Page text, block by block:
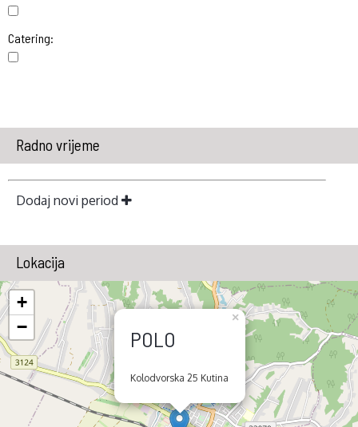
Catering:
Radno vrijeme
Dodaj novi period
Lokacija
POLO
Kolodvorska 25 Kutina
×
+
−